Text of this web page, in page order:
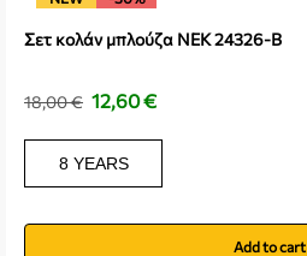
Σετ κολάν μπλούζα NEK 24326-B
18,00€ 12,60€
8 YEARS
Add to cart